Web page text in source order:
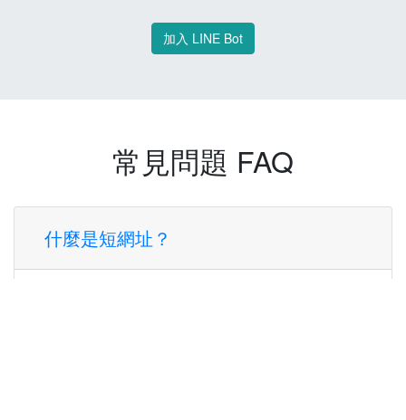
加入 LINE Bot
常見問題 FAQ
什麼是短網址？